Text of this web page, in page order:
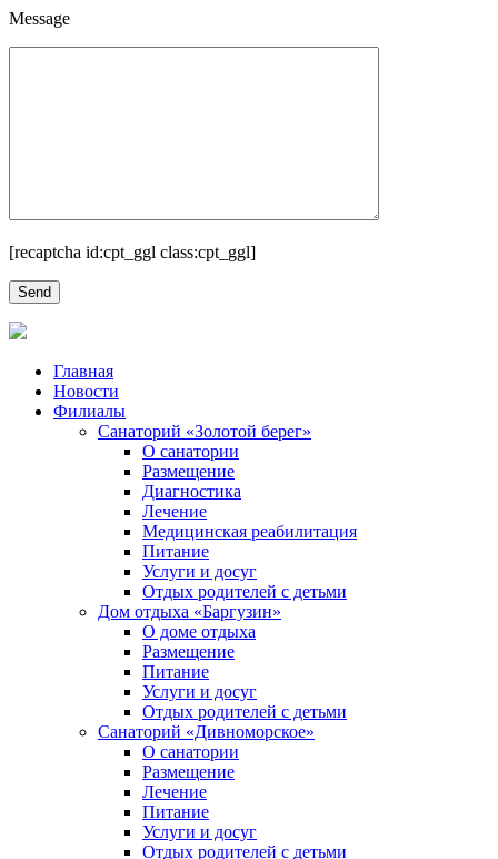
Message
[recaptcha id:cpt_ggl class:cpt_ggl]
Главная
Новости
Филиалы
Санаторий «Золотой берег»
О санатории
Размещение
Диагностика
Лечение
Медицинская реабилитация
Питание
Услуги и досуг
Отдых родителей с детьми
Дом отдыха «Баргузин»
О доме отдыха
Размещение
Питание
Услуги и досуг
Отдых родителей с детьми
Санаторий «Дивноморское»
О санатории
Размещение
Лечение
Питание
Услуги и досуг
Отдых родителей с детьми